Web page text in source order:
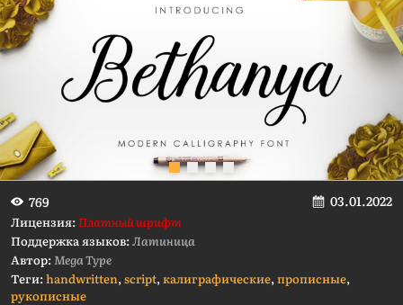
769 03.01.2022
Лицензия:Платный шрифт
Поддержка языков:Латиница
Автор:Mega Type
Теги:handwritten,script,калиграфические,прописные,
рукописные